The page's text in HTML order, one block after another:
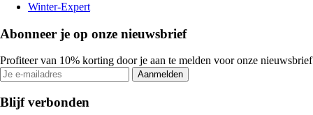
Winter-Expert
Abonneer je op onze nieuwsbrief
Profiteer van 10% korting door je aan te melden voor onze nieuwsbrief
Aanmelden
Blijf verbonden